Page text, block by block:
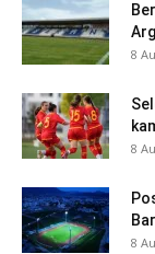
8
8
Bar
8